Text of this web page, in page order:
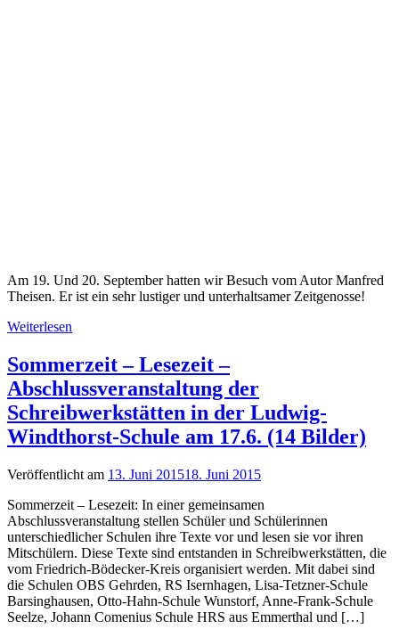
Am 19. Und 20. September hatten wir Besuch vom Autor Manfred
Theisen. Er ist ein sehr lustiger und unterhaltsamer Zeitgenosse!
Weiterlesen
Sommerzeit – Lesezeit –
Abschlussveranstaltung der
Schreibwerkstätten in der Ludwig-
Windthorst-Schule am 17.6. (14 Bilder)
Veröffentlicht am 13. Juni 201518. Juni 2015
Sommerzeit – Lesezeit: In einer gemeinsamen
Abschlussveranstaltung stellen Schüler und Schülerinnen
unterschiedlicher Schulen ihre Texte vor und lesen sie vor ihren
Mitschülern. Diese Texte sind entstanden in Schreibwerkstätten, die
vom Friedrich-Bödecker-Kreis organisiert werden. Mit dabei sind
die Schulen OBS Gehrden, RS Isernhagen, Lisa-Tetzner-Schule
Barsinghausen, Otto-Hahn-Schule Wunstorf, Anne-Frank-Schule
Seelze, Johann Comenius Schule HRS aus Emmerthal und […]